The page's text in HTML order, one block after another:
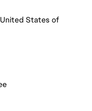
United States of